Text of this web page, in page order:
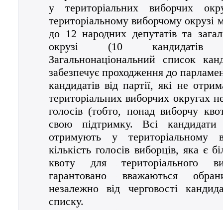
у територіальних виборчих
територіальному виборчому окрузі
до 12 народних депутатів та
окрузі (10 кандидатів
Загальнонаціональний список
забезпечує проходження до
кандидатів від партії, які не
територіальних виборчих округах
голосів (тобто, понад виборчу
свою підтримку. Всі
отримують у територіальному
кількість голосів виборців, яка є
квоту для територіального
гарантовано вважаються
незалежно від черговості
списку.